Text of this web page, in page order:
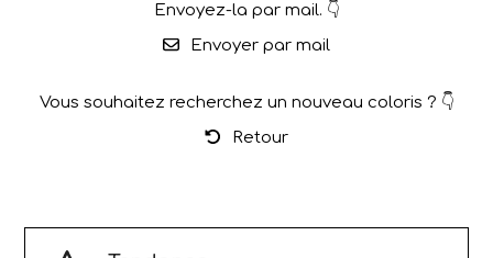
Envoyez-la par mail. 👇
Envoyer par mail
Vous souhaitez recherchez un nouveau coloris ? 👇
Retour